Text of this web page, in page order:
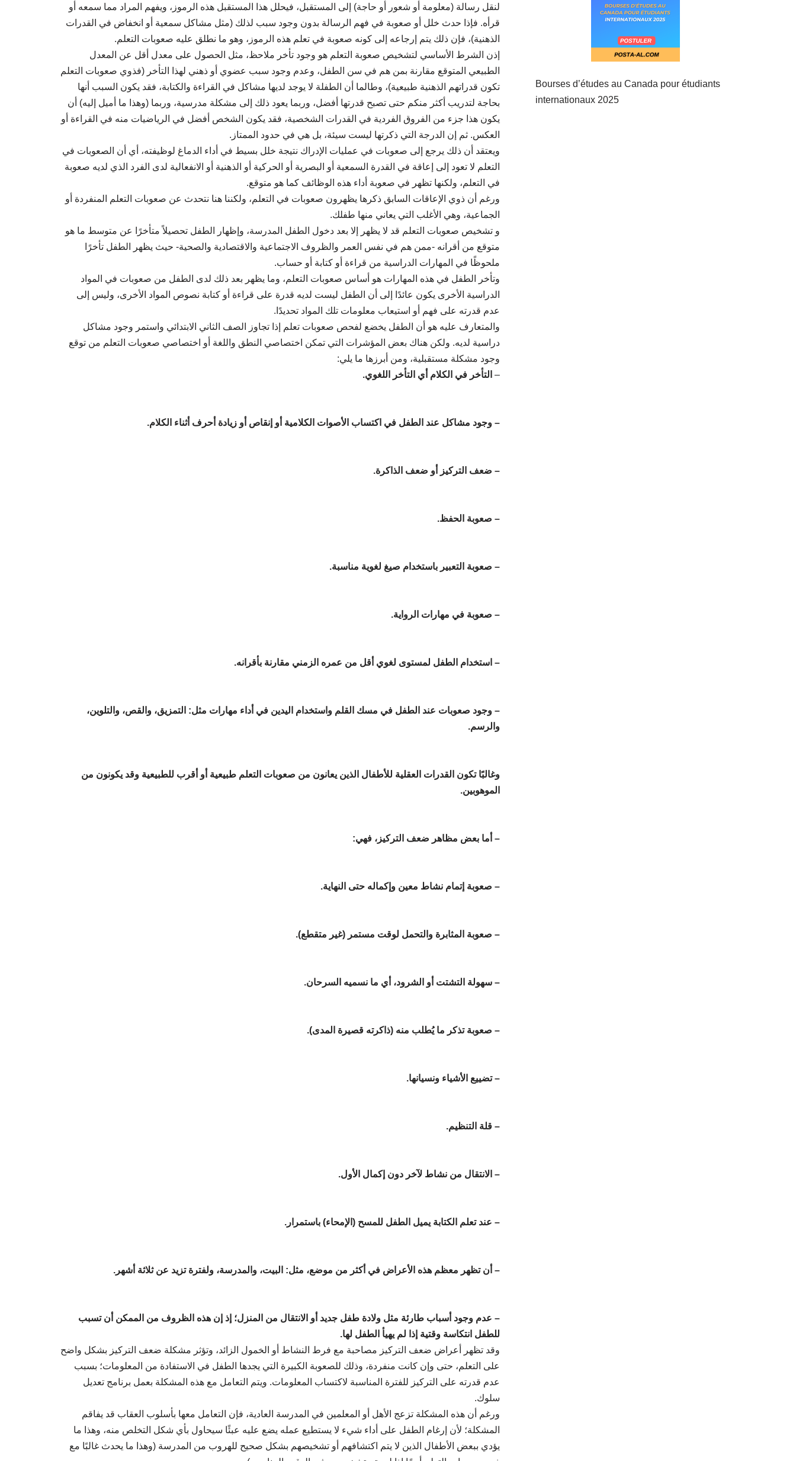
لنقل رسالة (معلومة أو شعور أو حاجة) إلى المستقبل، فيحلل هذا المستقبل هذه الرموز، ويفهم المراد مما سمعه أو
قرأه. فإذا حدث خلل أو صعوبة في فهم الرسالة بدون وجود سبب لذلك (مثل مشاكل سمعية أو انخفاض في القدرات
الذهنية)، فإن ذلك يتم إرجاعه إلى كونه صعوبة في تعلم هذه الرموز، وهو ما نطلق عليه صعوبات التعلم.
إذن الشرط الأساسي لتشخيص صعوبة التعلم هو وجود تأخر ملاحظ، مثل الحصول على معدل أقل عن المعدل
الطبيعي المتوقع مقارنة بمن هم في سن الطفل، وعدم وجود سبب عضوي أو ذهني لهذا التأخر (فذوي صعوبات التعلم
تكون قدراتهم الذهنية طبيعية)، وطالما أن الطفلة لا يوجد لديها مشاكل في القراءة والكتابة، فقد يكون السبب أنها
بحاجة لتدريب أكثر منكم حتى تصبح قدرتها أفضل، وربما يعود ذلك إلى مشكلة مدرسية، وربما (وهذا ما أميل إليه) أن
يكون هذا جزء من الفروق الفردية في القدرات الشخصية، فقد يكون الشخص أفضل في الرياضيات منه في القراءة أو
العكس. ثم إن الدرجة التي ذكرتها ليست سيئة، بل هي في حدود الممتاز.
ويعتقد أن ذلك يرجع إلى صعوبات في عمليات الإدراك نتيجة خلل بسيط في أداء الدماغ لوظيفته، أي أن الصعوبات في
التعلم لا تعود إلى إعاقة في القدرة السمعية أو البصرية أو الحركية أو الذهنية أو الانفعالية لدى الفرد الذي لديه صعوبة
في التعلم، ولكنها تظهر في صعوبة أداء هذه الوظائف كما هو متوقع.
ورغم أن ذوي الإعاقات السابق ذكرها يظهرون صعوبات في التعلم، ولكننا هنا نتحدث عن صعوبات التعلم المنفردة أو
الجماعية، وهي الأغلب التي يعاني منها طفلك.
و تشخيص صعوبات التعلم قد لا يظهر إلا بعد دخول الطفل المدرسة، وإظهار الطفل تحصيلاً متأخرًا عن متوسط ما هو
متوقع من أقرانه -ممن هم في نفس العمر والظروف الاجتماعية والاقتصادية والصحية- حيث يظهر الطفل تأخرًا
ملحوظًا في المهارات الدراسية من قراءة أو كتابة أو حساب.
وتأخر الطفل في هذه المهارات هو أساس صعوبات التعلم، وما يظهر بعد ذلك لدى الطفل من صعوبات في المواد
الدراسية الأخرى يكون عائدًا إلى أن الطفل ليست لديه قدرة على قراءة أو كتابة نصوص المواد الأخرى، وليس إلى
عدم قدرته على فهم أو استيعاب معلومات تلك المواد تحديدًا.
والمتعارف عليه هو أن الطفل يخضع لفحص صعوبات تعلم إذا تجاوز الصف الثاني الابتدائي واستمر وجود مشاكل
دراسية لديه. ولكن هناك بعض المؤشرات التي تمكن اختصاصي النطق واللغة أو اختصاصي صعوبات التعلم من توقع
وجود مشكلة مستقبلية، ومن أبرزها ما يلي:
–التأخر في الكلام أي التأخر اللغوي.
– وجود مشاكل عند الطفل في اكتساب الأصوات الكلامية أو إنقاص أو زيادة أحرف أثناء الكلام.
– ضعف التركيز أو ضعف الذاكرة.
– صعوبة الحفظ.
– صعوبة التعبير باستخدام صيغ لغوية مناسبة.
– صعوبة في مهارات الرواية.
– استخدام الطفل لمستوى لغوي أقل من عمره الزمني مقارنة بأقرانه.
– وجود صعوبات عند الطفل في مسك القلم واستخدام اليدين في أداء مهارات مثل: التمزيق، والقص، والتلوين،
والرسم.
وغالبًا تكون القدرات العقلية للأطفال الذين يعانون من صعوبات التعلم طبيعية أو أقرب للطبيعية وقد يكونون من
الموهوبين.
– أما بعض مظاهر ضعف التركيز، فهي:
– صعوبة إتمام نشاط معين وإكماله حتى النهاية.
– صعوبة المثابرة والتحمل لوقت مستمر (غير متقطع).
– سهولة التشتت أو الشرود، أي ما نسميه السرحان.
– صعوبة تذكر ما يُطلب منه (ذاكرته قصيرة المدى).
– تضييع الأشياء ونسيانها.
– قلة التنظيم.
– الانتقال من نشاط لآخر دون إكمال الأول.
– عند تعلم الكتابة يميل الطفل للمسح (الإمحاء) باستمرار.
– أن تظهر معظم هذه الأعراض في أكثر من موضع، مثل: البيت، والمدرسة، ولفترة تزيد عن ثلاثة أشهر.
– عدم وجود أسباب طارئة مثل ولادة طفل جديد أو الانتقال من المنزل؛ إذ إن هذه الظروف من الممكن أن تسبب
للطفل انتكاسة وقتية إذا لم يهيأ الطفل لها.
وقد تظهر أعراض ضعف التركيز مصاحبة مع فرط النشاط أو الخمول الزائد، وتؤثر مشكلة ضعف التركيز بشكل واضح
على التعلم، حتى وإن كانت منفردة، وذلك للصعوبة الكبيرة التي يجدها الطفل في الاستفادة من المعلومات؛ بسبب
عدم قدرته على التركيز للفترة المناسبة لاكتساب المعلومات. ويتم التعامل مع هذه المشكلة بعمل برنامج تعديل
سلوك.
ورغم أن هذه المشكلة تزعج الأهل أو المعلمين في المدرسة العادية، فإن التعامل معها بأسلوب العقاب قد يفاقم
المشكلة؛ لأن إرغام الطفل على أداء شيء لا يستطيع عمله يضع عليه عبئًا سيحاول بأي شكل التخلص منه، وهذا ما
يؤدي ببعض الأطفال الذين لا يتم اكتشافهم أو تشخيصهم بشكل صحيح للهروب من المدرسة (وهذا ما يحدث غالبًا مع
Bourses d’études au Canada pour étudiants
internationaux 2025